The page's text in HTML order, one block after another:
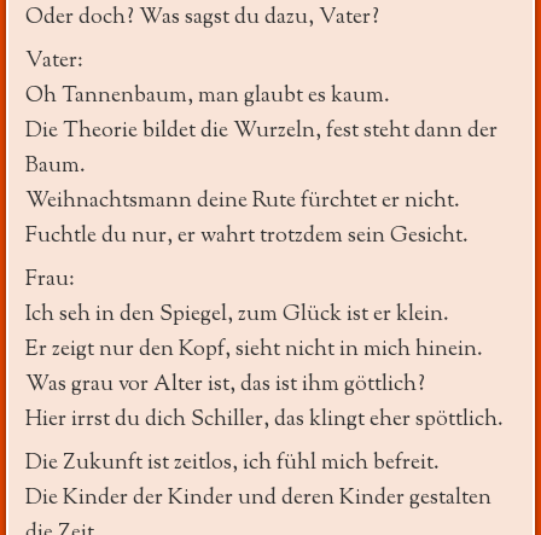
Oder doch? Was sagst du dazu, Vater?
Vater:
Oh Tannenbaum, man glaubt es kaum.
Die Theorie bildet die Wurzeln, fest steht dann der
Baum.
Weihnachtsmann deine Rute fürchtet er nicht.
Fuchtle du nur, er wahrt trotzdem sein Gesicht.
Frau:
Ich seh in den Spiegel, zum Glück ist er klein.
Er zeigt nur den Kopf, sieht nicht in mich hinein.
Was grau vor Alter ist, das ist ihm göttlich?
Hier irrst du dich Schiller, das klingt eher spöttlich.
Die Zukunft ist zeitlos, ich fühl mich befreit.
Die Kinder der Kinder und deren Kinder gestalten